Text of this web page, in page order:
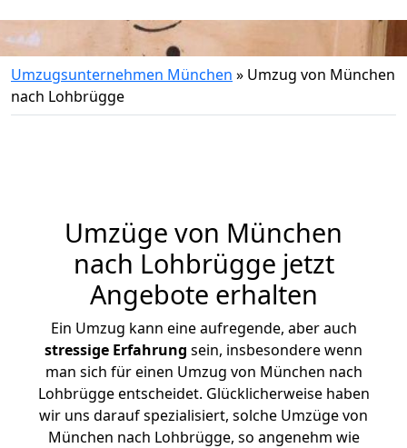
Umzugsunternehmen München » Umzug von München
nach Lohbrügge
Umzüge von München
nach Lohbrügge jetzt
Angebote erhalten
Ein Umzug kann eine aufregende, aber auch
stressige Erfahrung sein, insbesondere wenn
man sich für einen Umzug von München nach
Lohbrügge entscheidet. Glücklicherweise haben
wir uns darauf spezialisiert, solche Umzüge von
München nach Lohbrügge, so angenehm wie